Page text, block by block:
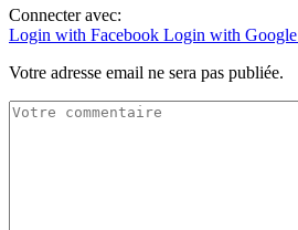
Connecter avec:
Login with Facebook Login with Google
Votre adresse email ne sera pas publiée.